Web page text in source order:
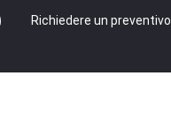
Richiedere un preventivo